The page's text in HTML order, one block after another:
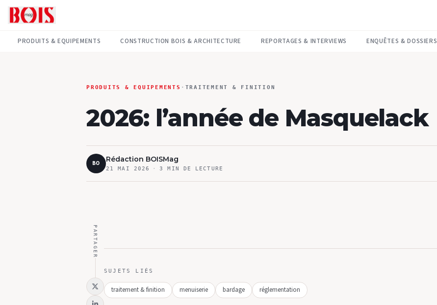
PRODUITS & EQUIPEMENTS CONSTRUCTION BOIS & ARCHITECTURE REPORTAGES & INTERVIEWS ENQUÊTES & DOSSIERS
PRODUITS & EQUIPEMENTS · TRAITEMENT & FINITION
2026: l’année de Masquelack
BO Rédaction BOISMag
21 MAI 2026 · 3 MIN DE LECTURE
PARTAGER
SUJETS LIÉS
traitement & finition menuiserie bardage réglementation